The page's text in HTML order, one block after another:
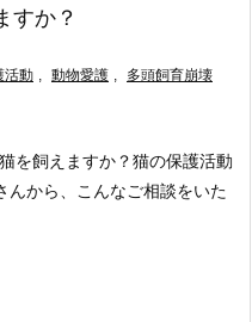
すか？
活動 , 動物愛護 , 多頭飼育崩壊
を飼えますか？猫の保護活動
んから、こんなご相談をいた